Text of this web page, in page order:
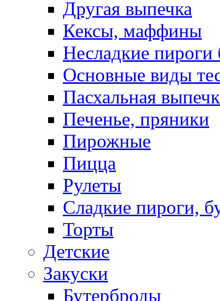
Другая выпечка
Кексы, маффины
Несладкие пироги
Основные виды
Пасхальная
Печенье, пряники
Пирожные
Пицца
Рулеты
Сладкие пироги,
Торты
Детские
Закуски
Бутерброды